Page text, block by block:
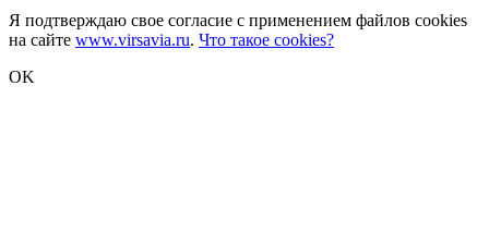
Я подтверждаю свое согласие с применением файлов cookies
на сайте www.virsavia.ru. Что такое cookies?
OK